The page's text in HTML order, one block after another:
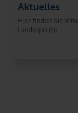
Aktuelles
Hier finden Sie
Landespolizei